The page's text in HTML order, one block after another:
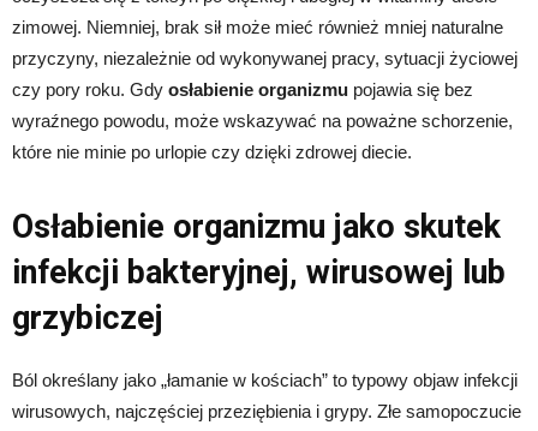
zimowej. Niemniej, brak sił może mieć również mniej naturalne
przyczyny, niezależnie od wykonywanej pracy, sytuacji życiowej
czy pory roku. Gdy osłabienie organizmu pojawia się bez
wyraźnego powodu, może wskazywać na poważne schorzenie,
które nie minie po urlopie czy dzięki zdrowej diecie.
Osłabienie organizmu jako skutek
infekcji bakteryjnej, wirusowej lub
grzybiczej
Ból określany jako „łamanie w kościach” to typowy objaw infekcji
wirusowych, najczęściej przeziębienia i grypy. Złe samopoczucie